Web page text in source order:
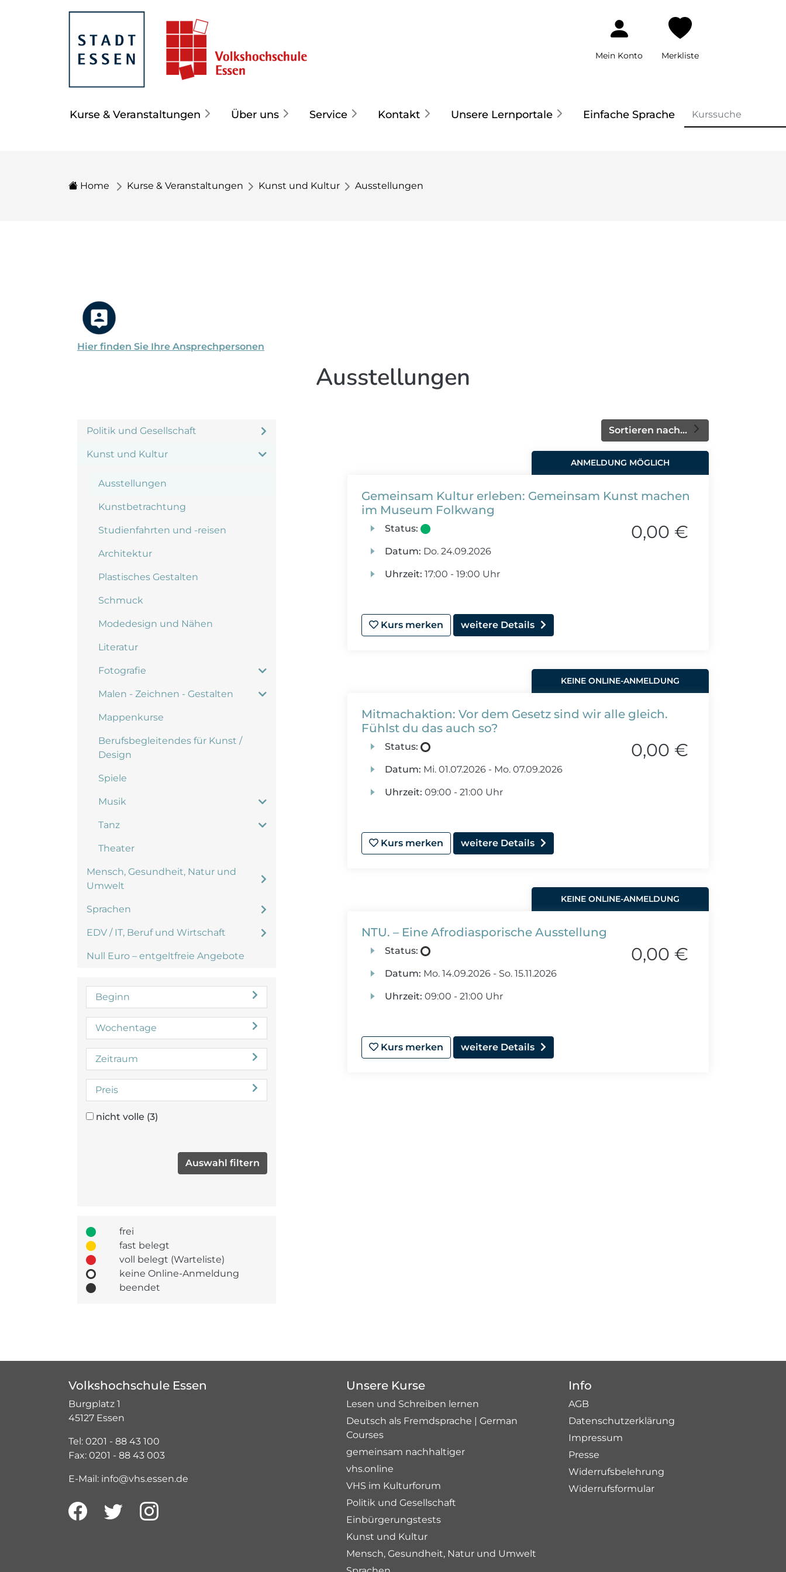
Mein Konto Merkliste
Kurse & Veranstaltungen Über uns Service Kontakt Unsere Lernportale Einfache Sprache
Home Kurse & Veranstaltungen Kunst und Kultur Ausstellungen
Hier finden Sie Ihre Ansprechpersonen
Ausstellungen
Politik und Gesellschaft
Kunst und Kultur
Ausstellungen
Kunstbetrachtung
Studienfahrten und -reisen
Architektur
Plastisches Gestalten
Schmuck
Modedesign und Nähen
Literatur
Fotografie
Malen - Zeichnen - Gestalten
Mappenkurse
Berufsbegleitendes für Kunst /
Design
Spiele
Musik
Tanz
Theater
Mensch, Gesundheit, Natur und
Umwelt
Sprachen
EDV / IT, Beruf und Wirtschaft
Null Euro – entgeltfreie Angebote
Beginn
Wochentage
Zeitraum
Preis
nicht volle (3)
frei
fast belegt
voll belegt (Warteliste)
keine Online-Anmeldung
beendet
Sortieren nach...
ANMELDUNG MÖGLICH
Gemeinsam Kultur erleben: Gemeinsam Kunst machen
im Museum Folkwang
Status:
Datum: Do.24.09.2026
Uhrzeit: 17:00 - 19:00 Uhr
0,00 €
Kurs merken weitere Details
KEINE ONLINE-ANMELDUNG
Mitmachaktion: Vor dem Gesetz sind wir alle gleich.
Fühlst du das auch so?
Status:
Datum: Mi.01.07.2026 - Mo.07.09.2026
Uhrzeit: 09:00 - 21:00 Uhr
0,00 €
Kurs merken weitere Details
KEINE ONLINE-ANMELDUNG
NTU. – Eine Afrodiasporische Ausstellung
Status:
Datum: Mo.14.09.2026 - So.15.11.2026
Uhrzeit: 09:00 - 21:00 Uhr
0,00 €
Kurs merken weitere Details
Volkshochschule Essen
Burgplatz 1
45127 Essen
Tel: 0201 - 88 43 100
Fax: 0201 - 88 43 003
E-Mail: info@vhs.essen.de
Unsere Kurse
Lesen und Schreiben lernen
Deutsch als Fremdsprache | German
Courses
gemeinsam nachhaltiger
vhs.online
VHS im Kulturforum
Politik und Gesellschaft
Einbürgerungstests
Kunst und Kultur
Mensch, Gesundheit, Natur und Umwelt
Info
AGB
Datenschutzerklärung
Impressum
Presse
Widerrufsbelehrung
Widerrufsformular